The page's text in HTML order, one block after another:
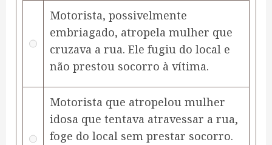
Motorista, possivelmente
embriagado, atropela mulher que
cruzava a rua. Ele fugiu do local e
não prestou socorro à vítima.
Motorista que atropelou mulher
idosa que tentava atravessar a rua,
foge do local sem prestar socorro.